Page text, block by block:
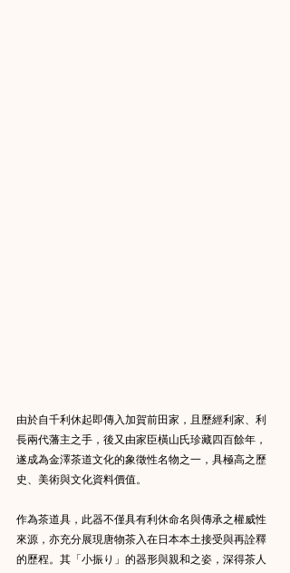
由於自千利休起即傳入加賀前田家，且歷經利家、利
長兩代藩主之手，後又由家臣橫山氏珍藏四百餘年，
遂成為金澤茶道文化的象徵性名物之一，具極高之歷
史、美術與文化資料價值。
作為茶道具，此器不僅具有利休命名與傳承之權威性
來源，亦充分展現唐物茶入在日本本土接受與再詮釋
的歷程。其「小振り」的器形與親和之姿，深得茶人